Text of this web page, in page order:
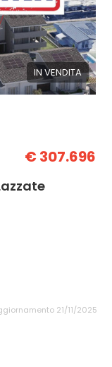
IN VENDITA
€ 307.696
21/11/2025